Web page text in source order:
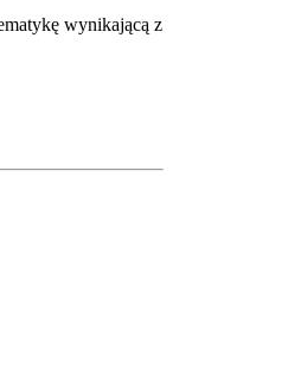
wynikającą z